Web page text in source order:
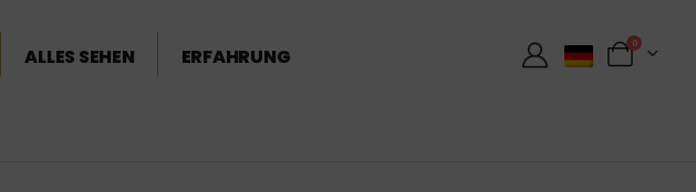
ALLES SEHEN ERFAHRUNG
0